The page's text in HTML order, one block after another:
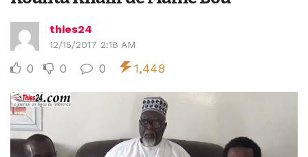
thies24
12/15/2017 2:18 AM
0 0 0 1,448